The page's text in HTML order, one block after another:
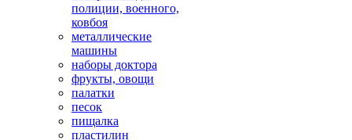
полиции, военного,
ковбоя
металлические
машины
наборы доктора
фрукты, овощи
палатки
песок
пищалка
пластилин